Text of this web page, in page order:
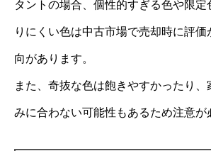
タントの場合、個性的すぎる色や限定
りにくい色は中古市場で売却時に評価
向があります。
また、奇抜な色は飽きやすかったり
みに合わない可能性もあるため注意が